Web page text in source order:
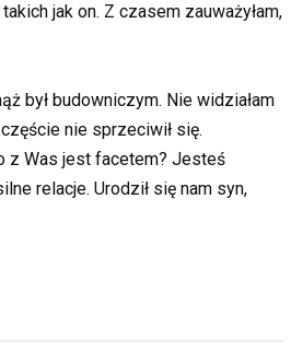
jak on. Z czasem zauważyłam,
był budowniczym. Nie widziałam
nie sprzeciwił się.
z Was jest facetem? Jesteś
relacje. Urodził się nam syn,